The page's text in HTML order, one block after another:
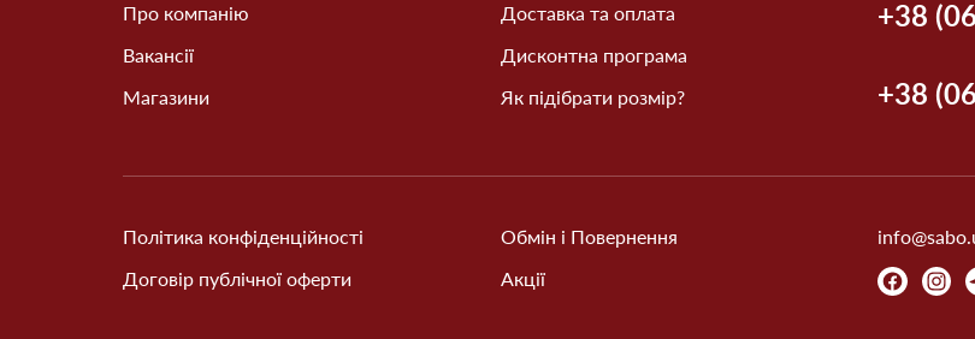
Про компанію
Вакансії
Магазини
Доставка та оплата
Дисконтна програма
Як підібрати розмір?
Політика конфіденційності
Договір публічної оферти
Обмін і Повернення
Акції
+38
+38